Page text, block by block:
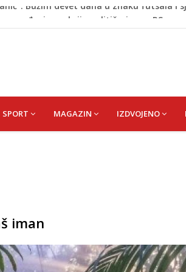
uvođenje sankcija političarima u RS-u
postaje Naše mjesto - Bingo Ljetno kino
Bužim devet dana u znaku futsala i
SPORT MAGAZIN IZDVOJENO
iman